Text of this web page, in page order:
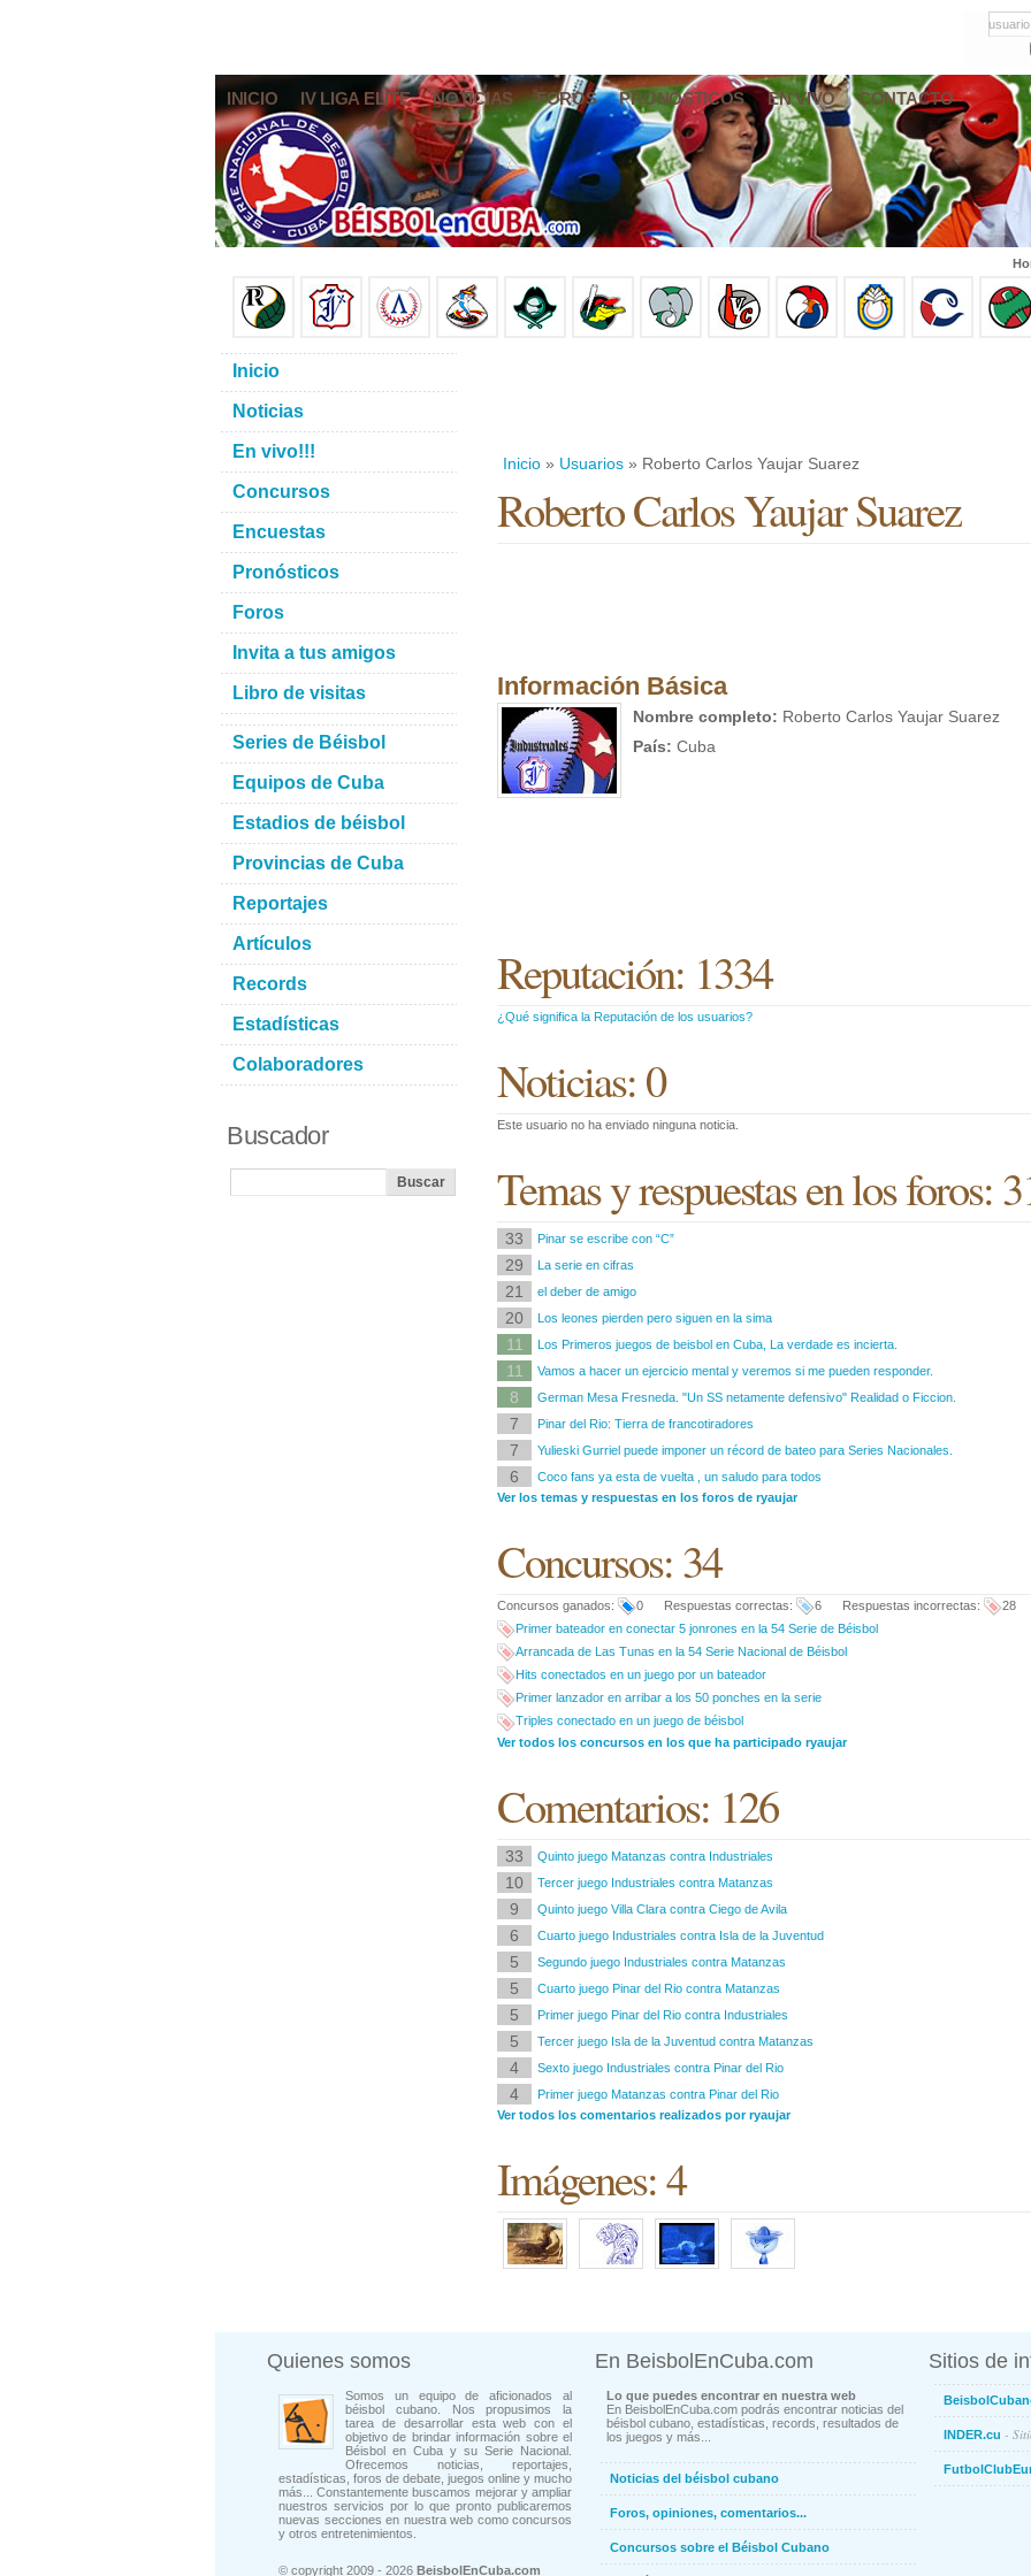
INICIO IV LIGA ELITE NOTICIAS FOROS PRONÓSTICOS EN VIVO CONTACTO
Inicio » Usuarios » Roberto Carlos Yaujar Suarez
Roberto Carlos Yaujar Suarez
Información Básica
Nombre completo: Roberto Carlos Yaujar Suarez
País: Cuba
Reputación: 1334
¿Qué significa la Reputación de los usuarios?
Noticias: 0
Este usuario no ha enviado ninguna noticia.
Temas y respuestas en los foros:
33 Pinar se escribe con “C”
29 La serie en cifras
21 el deber de amigo
20 Los leones pierden pero siguen en la sima
11 Los Primeros juegos de beisbol en Cuba, La verdade es incierta.
11 Vamos a hacer un ejercicio mental y veremos si me pueden responder.
8 German Mesa Fresneda. "Un SS netamente defensivo" Realidad o Ficcion.
7 Pinar del Rio: Tierra de francotiradores
7 Yulieski Gurriel puede imponer un récord de bateo para Series Nacionales.
6
Coco fans ya esta de vuelta , un saludo para todos
Ver los temas y respuestas en los foros de ryaujar
Concursos: 34
Concursos ganados: 0 Respuestas correctas: 6 Respuestas incorrectas:
28
Primer bateador en conectar 5 jonrones en la 54 Serie de Béisbol
Arrancada de Las Tunas en la 54 Serie Nacional de Béisbol
Hits conectados en un juego por un bateador
Primer lanzador en arribar a los 50 ponches en la serie
Triples conectado en un juego de béisbol
Ver todos los concursos en los que ha participado ryaujar
Comentarios: 126
33 Quinto juego Matanzas contra Industriales
10 Tercer juego Industriales contra Matanzas
9 Quinto juego Villa Clara contra Ciego de Avila
6 Cuarto juego Industriales contra Isla de la Juventud
5 Segundo juego Industriales contra Matanzas
5 Cuarto juego Pinar del Rio contra Matanzas
5 Primer juego Pinar del Rio contra Industriales
5 Tercer juego Isla de la Juventud contra Matanzas
4 Sexto juego Industriales contra Pinar del Rio
4
Primer juego Matanzas contra Pinar del Rio
Ver todos los comentarios realizados por ryaujar
Imágenes: 4
Inicio
Noticias
En vivo!!!
Concursos
Encuestas
Pronósticos
Foros
Invita a tus amigos
Libro de visitas
Series de Béisbol
Equipos de Cuba
Estadios de béisbol
Provincias de Cuba
Reportajes
Artículos
Records
Estadísticas
Colaboradores
Buscador
Quienes somos
Somos un equipo de aficionados al
béisbol cubano. Nos propusimos la
tarea de desarrollar esta web con el
objetivo de brindar información sobre el
Béisbol en Cuba y su Serie Nacional.
Ofrecemos noticias, reportajes,
estadísticas, foros de debate, juegos online y mucho
más... Constantemente buscamos mejorar y ampliar
nuestros servicios por lo que pronto publicaremos
nuevas secciones en nuestra web como concursos
y otros entretenimientos.
© copyright 2009 - 2026 BeisbolEnCuba.com
En BeisbolEnCuba.com
Lo que puedes encontrar en nuestra web
En BeisbolEnCuba.com podrás encontrar noticias del
béisbol cubano, estadísticas, records, resultados de
los juegos y más...
Noticias del béisbol cubano
Foros, opiniones, comentarios...
Concursos sobre el Béisbol Cubano
Sitios de
INDER.cu -